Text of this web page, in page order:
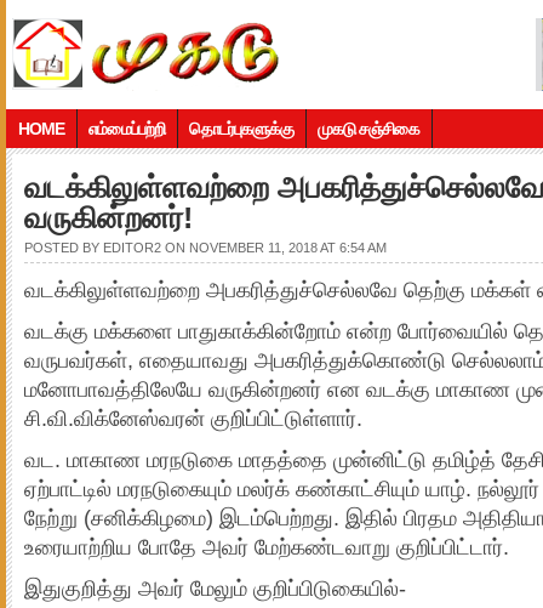
HOME எம்மைப்பற்றி தொடர்புகளுக்கு முகடு சஞ்சிகை
வடக்கிலுள்ளவற்றை
வருகின்றனர்!
POSTED BY EDITOR2 ON NOVEMBER 11, 2018 AT 6:54 AM
வடக்கிலுள்ளவற்றை அபகரித்துச்செல்லவே தெற்கு மக்கள்
வடக்கு மக்களை பாதுகாக்கின்றோம் என்ற போர்வையில்
வருபவர்கள், எதையாவது அபகரித்துக்கொண்டு
மனோபாவத்திலேயே வருகின்றனர் என வடக்கு மாகாண
சி.வி.விக்னேஸ்வரன் குறிப்பிட்டுள்ளார்.
வட. மாகாண மரநடுகை மாதத்தை முன்னிட்டு தமிழ்த்
ஏற்பாட்டில் மரநடுகையும் மலர்க் கண்காட்சியும் யாழ்.
நேற்று (சனிக்கிழமை) இடம்பெற்றது. இதில் பிரதம
உரையாற்றிய போதே அவர் மேற்கண்டவாறு குறிப்பிட்டார்.
இதுகுறித்து அவர் மேலும் குறிப்பிடுகையில்-